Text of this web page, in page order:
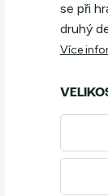
se při
druhý
Více